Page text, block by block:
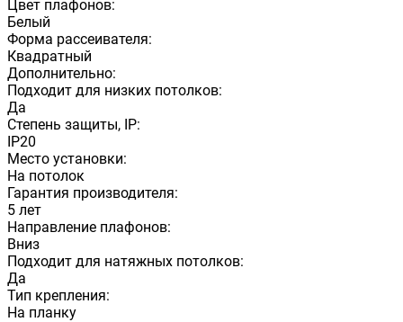
Цвет плафонов:
Белый
Форма рассеивателя:
Квадратный
Дополнительно:
Подходит для низких потолков:
Да
Степень защиты, IP:
IP20
Место установки:
На потолок
Гарантия производителя:
5 лет
Направление плафонов:
Вниз
Подходит для натяжных потолков:
Да
Тип крепления:
На планку